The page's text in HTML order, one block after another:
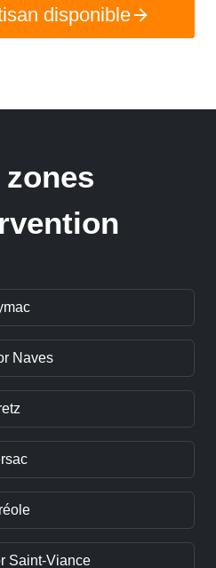
disponible
zones
Naves
Saint-Viance